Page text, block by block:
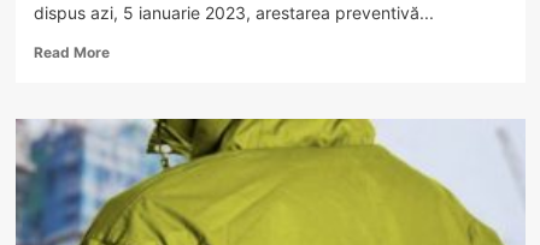
dispus azi, 5 ianuarie 2023, arestarea preventivă...
Read MoreRead
VÂLCEA.
Patru
încătușați
după
ce